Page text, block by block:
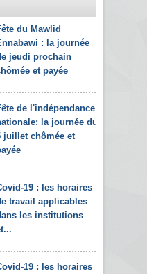
du Mawlid
: la journée
jeudi prochain
et payée
de l'indépendance
la journée du
juillet chômée et
19 : les horaires
travail applicables
les institutions
19 : les horaires